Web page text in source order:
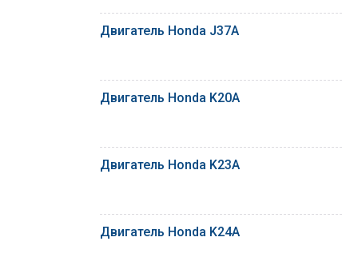
Двигатель Honda J37A
Двигатель Honda K20A
Двигатель Honda K23A
Двигатель Honda K24A